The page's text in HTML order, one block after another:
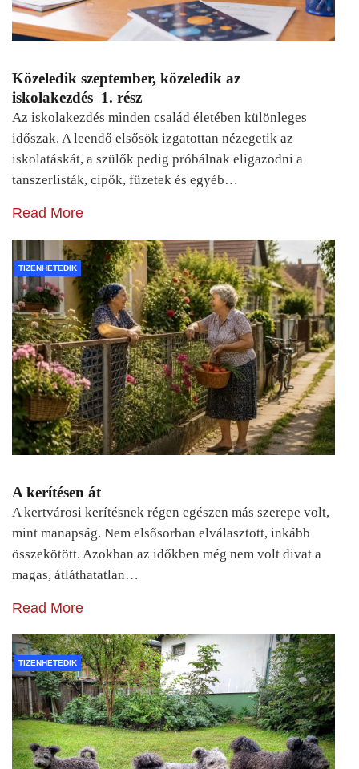
Közeledik szeptember, közeledik az
iskolakezdés 1. rész
Az iskolakezdés minden család életében különleges
időszak. A leendő elsősök izgatottan nézegetik az
iskolatáskát, a szülők pedig próbálnak eligazodni a
tanszerlisták, cipők, füzetek és egyéb…
Read More
TIZENHETEDIK
A kerítésen át
A kertvárosi kerítésnek régen egészen más szerepe volt,
mint manapság. Nem elsősorban elválasztott, inkább
összekötött. Azokban az időkben még nem volt divat a
magas, átláthatatlan…
Read More
TIZENHETEDIK